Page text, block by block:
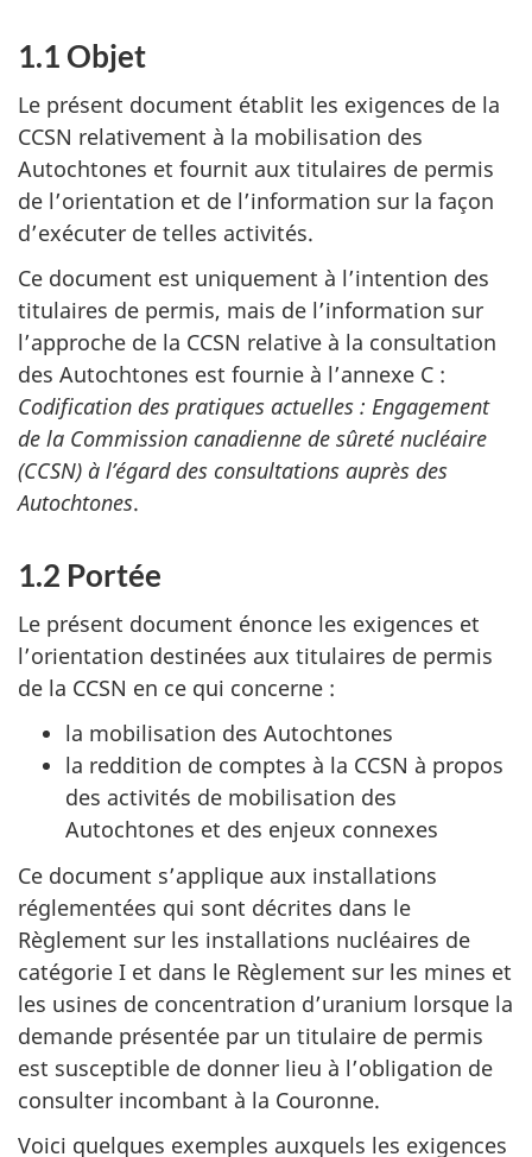
1.1 Objet
Le présent document établit les exigences de la
CCSN relativement à la mobilisation des
Autochtones et fournit aux titulaires de permis
de l’orientation et de l’information sur la façon
d’exécuter de telles activités.
Ce document est uniquement à l’intention des
titulaires de permis, mais de l’information sur
l’approche de la CCSN relative à la consultation
des Autochtones est fournie à l’annexe C :
Codification des pratiques actuelles : Engagement
de la Commission canadienne de sûreté nucléaire
(CCSN) à l’égard des consultations auprès des
Autochtones.
1.2 Portée
Le présent document énonce les exigences et
l’orientation destinées aux titulaires de permis
de la CCSN en ce qui concerne :
la mobilisation des Autochtones
la reddition de comptes à la CCSN à propos
des activités de mobilisation des
Autochtones et des enjeux connexes
Ce document s’applique aux installations
réglementées qui sont décrites dans le
Règlement sur les installations nucléaires de
catégorie I et dans le Règlement sur les mines et
les usines de concentration d’uranium lorsque la
demande présentée par un titulaire de permis
est susceptible de donner lieu à l’obligation de
consulter incombant à la Couronne.
Voici quelques exemples auxquels les exigences